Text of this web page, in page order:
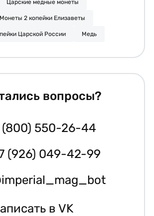
Царские медные монеты
Монеты 2 копейки Елизаветы
Царской России Медь
вопросы?
(800) 550-26-44
(926) 049-42-99
в VK